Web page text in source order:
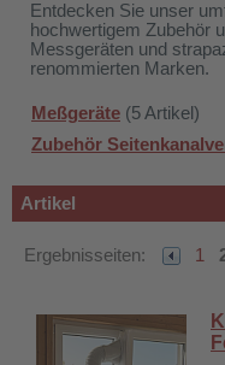
Entdecken Sie unser
hochwertigem Zubehör
Messgeräten und
renommierten Marken.
Meßgeräte (5 Artikel)
Zubehör
Artikel
Ergebnisseiten: 1